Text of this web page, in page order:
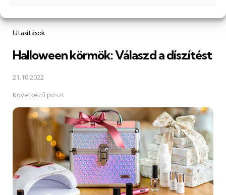
Utasítások
Halloween körmök: Válaszd a díszítést
21.10.2022
Következő poszt